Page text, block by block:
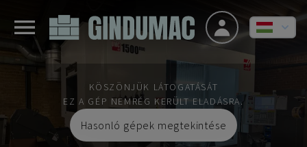
KÖSZÖNJÜK LÁTOGATÁSÁT
EZ A GÉP NEMRÉG KERÜLT ELADÁSRA.
Hasonló gépek megtekintése